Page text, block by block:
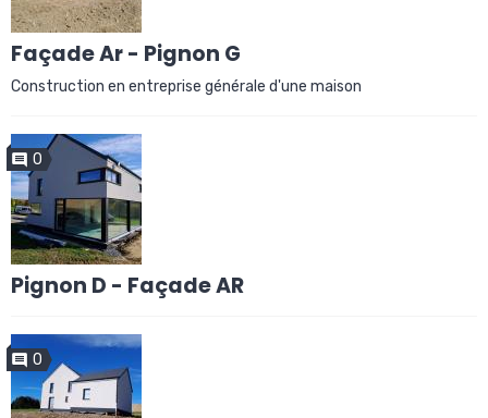
Façade Ar - Pignon G
Construction en entreprise générale d'une maison
0
Pignon D - Façade AR
0